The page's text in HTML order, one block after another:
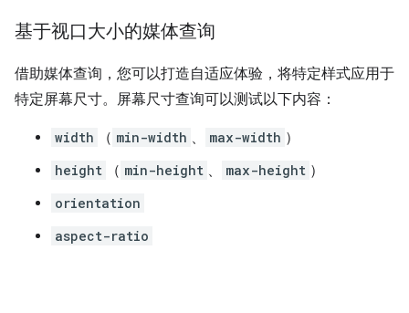
基于视口大小的媒体查询
借助媒体查询，您可以打造自适应体验，将特定样式应用于
特定屏幕尺寸。屏幕尺寸查询可以测试以下内容：
width （ min-width 、 max-width ）
height （ min-height 、 max-height ）
orientation
aspect-ratio